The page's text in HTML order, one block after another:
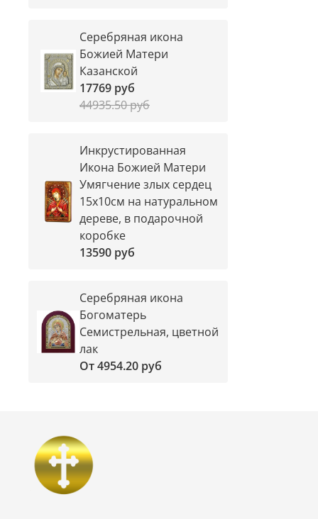
Серебряная икона
Божией Матери
Казанской
17769 руб
44935.50 руб
Инкрустированная
Икона Божией Матери
Умягчение злых сердец
15х10см на натуральном
дереве, в подарочной
коробке
13590 руб
Серебряная икона
Богоматерь
Семистрельная, цветной
лак
От4954.20 руб